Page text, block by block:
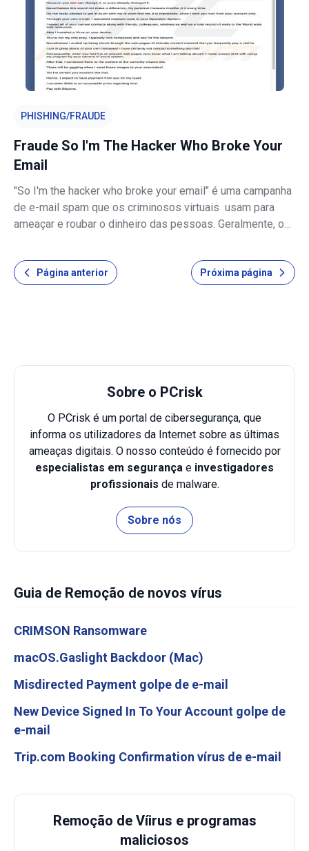
PHISHING/FRAUDE
Fraude So I'm The Hacker Who Broke Your
Email
"So I'm the hacker who broke your email" é uma campanha
de e-mail spam que os criminosos virtuais usam para
ameaçar e roubar o dinheiro das pessoas. Geralmente, os
destinatário humilhante e ameaçam enviá-lo para contatos
do destinatário. Regr
Página anterior Próxima página
Sobre o PCrisk
O PCrisk é um portal de cibersegurança, que
informa os utilizadores da Internet sobre as últimas
ameaças digitais. O nosso conteúdo é fornecido por
especialistas em segurança e investigadores
profissionais de malware.
Sobre nós
Guia de Remoção de novos vírus
CRIMSON Ransomware
macOS.Gaslight Backdoor (Mac)
Misdirected Payment golpe de e-mail
New Device Signed In To Your Account golpe de
e-mail
Trip.com Booking Confirmation vírus de e-mail
Remoção de Víirus e programas
maliciosos